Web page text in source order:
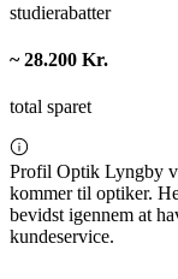
studierabatter
~ 28.200 Kr.
total sparet
Profil Optik Lyngby
kommer til optiker.
bevidst igennem at
kundeservice.